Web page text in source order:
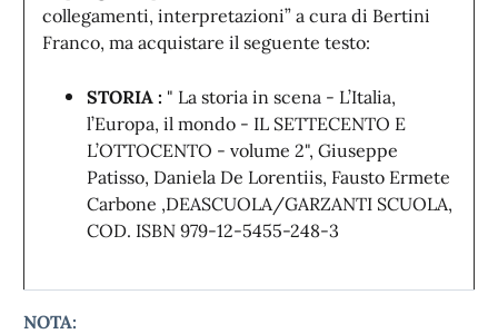
collegamenti, interpretazioni” a cura di Bertini
Franco, ma acquistare il seguente testo:
STORIA : " La storia in scena - L’Italia,
l’Europa, il mondo - IL SETTECENTO E
L’OTTOCENTO - volume 2", Giuseppe
Patisso, Daniela De Lorentiis, Fausto Ermete
Carbone ,DEASCUOLA/GARZANTI SCUOLA,
COD. ISBN 979-12-5455-248-3
NOTA: